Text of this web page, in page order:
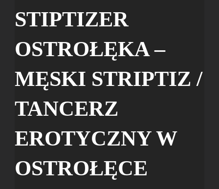
STIPTIZER
OSTROŁĘKA –
MĘSKI STRIPTIZ /
TANCERZ
EROTYCZNY W
OSTROŁĘCE